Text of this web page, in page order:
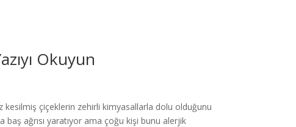
Okuyun
kesilmiş çiçeklerin zehirli kimyasallarla dolu olduğunu
ağrısı yaratıyor ama çoğu kişi bunu alerjik